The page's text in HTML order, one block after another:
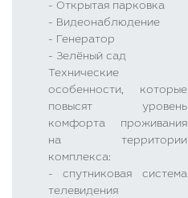
- Открытая парковка
- Видеонаблюдение
- Генератор
- Зелёный сад
Технические
особенности, которые
повысят уровень
комфорта проживания
на территории
комплекса:
- спутниковая система
телевидения